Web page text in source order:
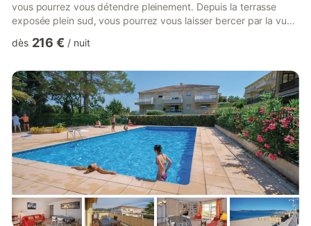
vous pourrez vous détendre pleinement. Depuis la terrasse
exposée plein sud, vous pourrez vous laisser bercer par la vue
entièrement rénové en 2020 et entièrement équipé. Lors de la
luxe et préservation de l'aspect d'origine. La hauteur sous
plafond de 1,80 m peut paraître basse p...
dès 216 € / nuit